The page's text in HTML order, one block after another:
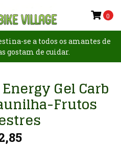
se a todos os amantes de
gostam de cuidar.
0
Gel Carb
Frutos